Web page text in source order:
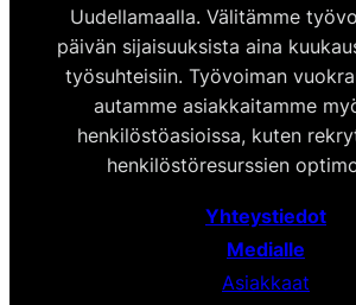
Uudellamaalla. Välitämme
päivän sijaisuuksista aina
työsuhteisiin. Työvoiman
autamme asiakkaitamme
henkilöstöasioissa, kuten
henkilöstöresurssien
Yhteystiedot
Medialle
Asiakkaat